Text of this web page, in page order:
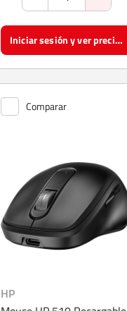
Iniciar sesión y ver precios
Comparar
HP